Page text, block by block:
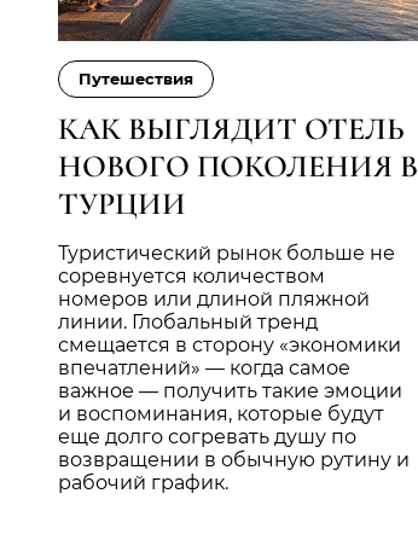
Путешествия
КАК ВЫГЛЯДИТ ОТЕЛЬ
НОВОГО ПОКОЛЕНИЯ В
ТУРЦИИ
Туристический рынок больше не
соревнуется количеством
номеров или длиной пляжной
линии. Глобальный тренд
смещается в сторону «экономики
впечатлений» — когда самое
важное — получить такие эмоции
и воспоминания, которые будут
еще долго согревать душу по
возвращении в обычную рутину и
рабочий график.